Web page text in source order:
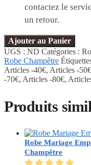
contactez le
un retour.
Ajouter au Panier
UGS : ND Catégories :
Robe Champêtre
Articles -40€, Articles -50€
-70€, Articles -80€,
Produits
Robe Mariage
Champêtre